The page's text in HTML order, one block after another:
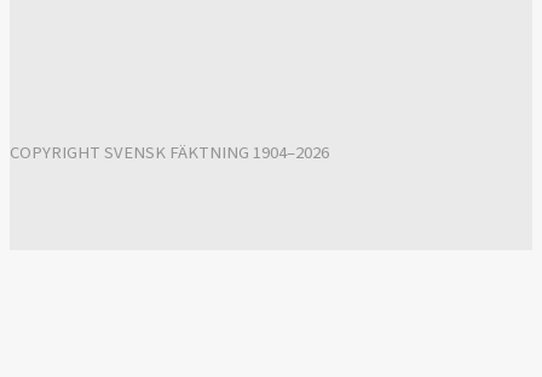
COPYRIGHT SVENSK FÄKTNING 1904–2026